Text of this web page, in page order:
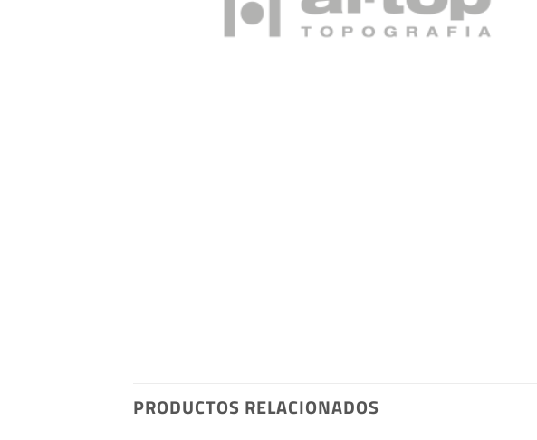
PRODUCTOS RELACIONADOS